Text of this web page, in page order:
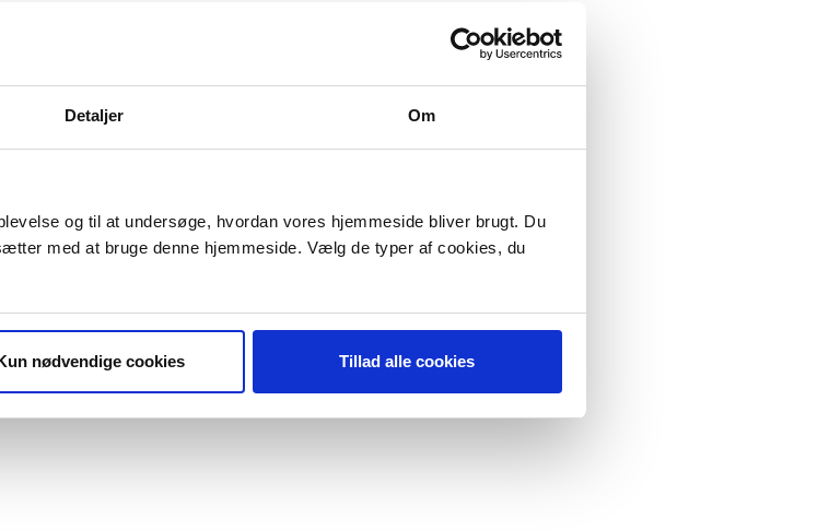
Detaljer Om
og til at undersøge, hvordan vores hjemmeside bliver brugt. Du
med at bruge denne hjemmeside. Vælg de typer af cookies, du
nødvendige cookies Tillad alle cookies
Miele G2430
Miele G2870